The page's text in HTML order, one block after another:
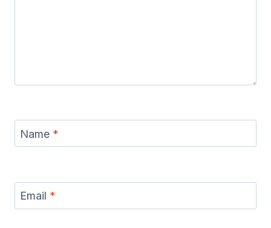
Name *
Email *